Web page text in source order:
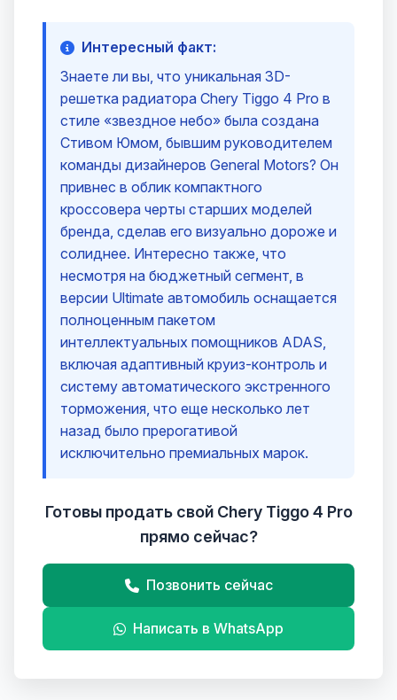
Интересный факт:
Знаете ли вы, что уникальная 3D-
решетка радиатора Chery Tiggo 4 Pro в
стиле «звездное небо» была создана
Стивом Юмом, бывшим руководителем
команды дизайнеров General Motors? Он
привнес в облик компактного
кроссовера черты старших моделей
бренда, сделав его визуально дороже и
солиднее. Интересно также, что
несмотря на бюджетный сегмент, в
версии Ultimate автомобиль оснащается
полноценным пакетом
интеллектуальных помощников ADAS,
включая адаптивный круиз-контроль и
систему автоматического экстренного
торможения, что еще несколько лет
назад было прерогативой
исключительно премиальных марок.
Готовы продать свой Chery Tiggo 4 Pro
прямо сейчас?
Позвонить сейчас
Написать в WhatsApp